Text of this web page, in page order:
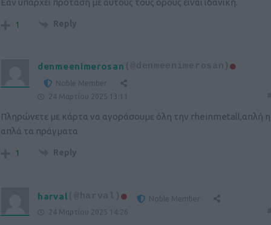
Εάν υπάρχει πρόταση με αυτούς τους όρους είναι ιδανική.
1 Reply
denmeenimerosan (@denmeenimerosan)
Noble Member
24 Μαρτίου 2025 13:11
Πληρώνετε με κάρτα να αγοράσουμε όλη την rheinmetall,απλή
απλά τα πράγματα
1 Reply
harval
Noble Member
24 Μαρτίου 2025 14:26